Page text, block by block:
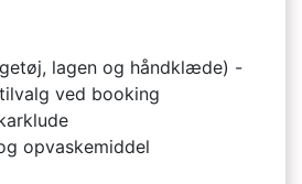
lagen og håndklæde) -
ved booking
opvaskemiddel